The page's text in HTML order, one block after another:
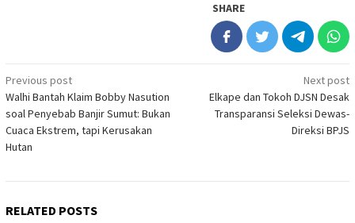
SHARE
Post
navigation
Previous post
Walhi Bantah Klaim Bobby Nasution
soal Penyebab Banjir Sumut: Bukan
Cuaca Ekstrem, tapi Kerusakan
Hutan
Next post
Elkape dan Tokoh DJSN Desak
Transparansi Seleksi Dewas-
Direksi BPJS
RELATED POSTS